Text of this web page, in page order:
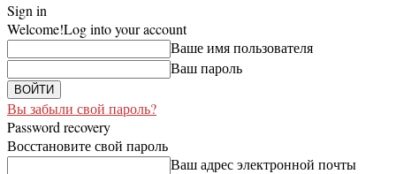
Sign in
Welcome!Log into your account
Ваше имя пользователя
Ваш пароль
Вы забыли свой пароль?
Password recovery
Восстановите свой пароль
Ваш адрес электронной почты